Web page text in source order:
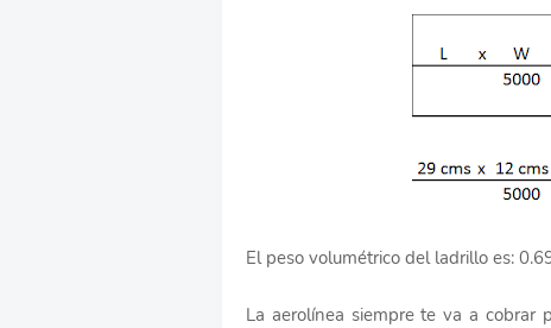
El peso volumétrico del ladrillo es:
La aerolínea siempre te va a cobrar